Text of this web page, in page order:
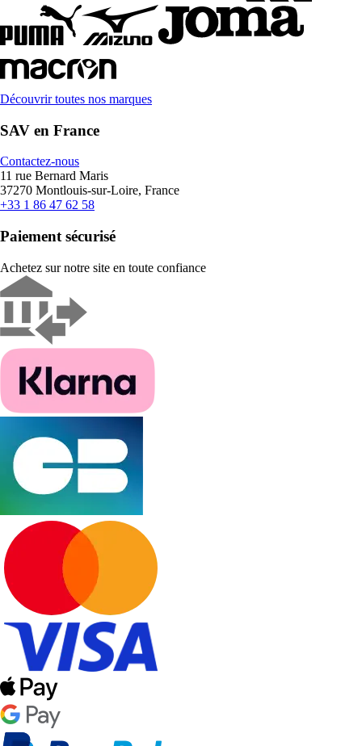
Découvrir toutes nos marques
SAV en France
Contactez-nous
11 rue Bernard Maris
37270 Montlouis-sur-Loire, France
+33 1 86 47 62 58
Paiement sécurisé
Achetez sur notre site en toute confiance